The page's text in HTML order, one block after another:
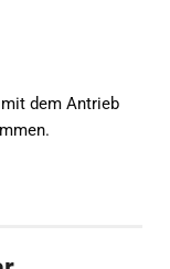
dem Antrieb